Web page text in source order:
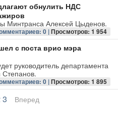
обнулить НДС
Минтранса Алексей Цыденов.
0 |Просмотров: 1 954
с поста врио мэра
руководитель департамента
Степанов.
0 |Просмотров: 1 895
3 Вперед